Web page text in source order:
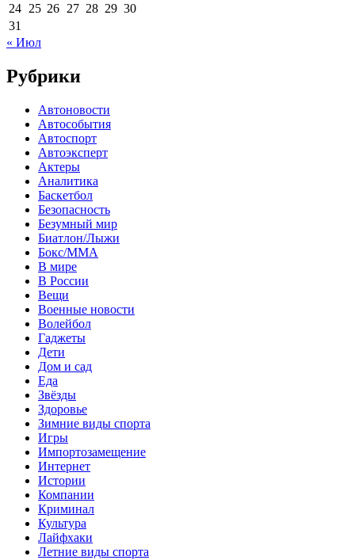
24 25 26 27 28 29 30
31
« Июл
Рубрики
Автоновости
Автособытия
Автоспорт
Автоэксперт
Актеры
Аналитика
Баскетбол
Безопасность
Безумный мир
Биатлон/Лыжи
Бокс/MMA
В мире
В России
Вещи
Военные новости
Волейбол
Гаджеты
Дети
Дом и сад
Еда
Звёзды
Здоровье
Зимние виды спорта
Игры
Импортозамещение
Интернет
Истории
Компании
Криминал
Культура
Лайфхаки
Летние виды спорта